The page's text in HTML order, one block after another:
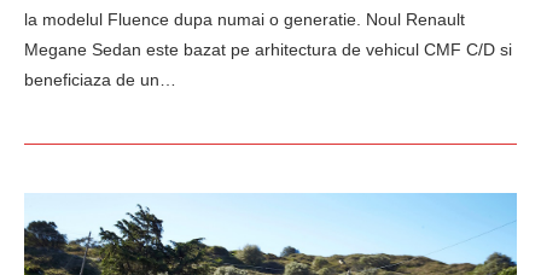
la modelul Fluence dupa numai o generatie. Noul Renault
Megane Sedan este bazat pe arhitectura de vehicul CMF C/D si
beneficiaza de un…